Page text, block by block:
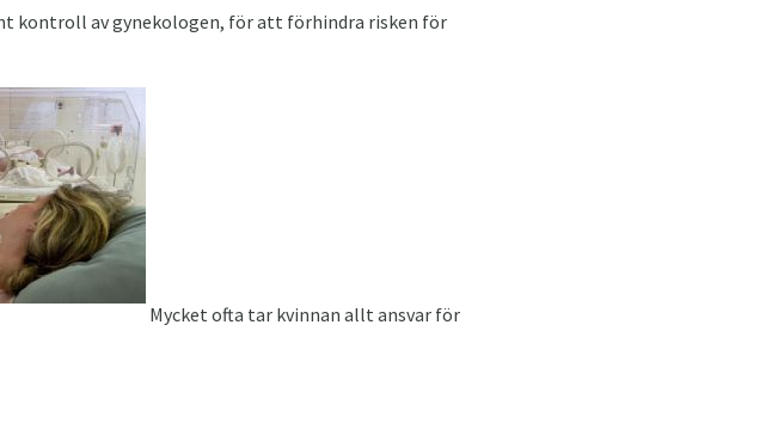
kontroll av gynekologen, för att förhindra risken för
Mycket ofta tar kvinnan allt ansvar för